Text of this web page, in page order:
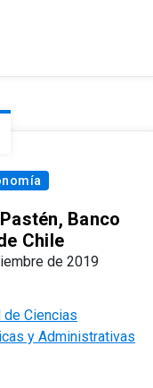
Banco
Chile
de 2019
de Ciencias
y Administrativas